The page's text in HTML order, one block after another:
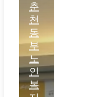
춘
천
동
부
노
인
복